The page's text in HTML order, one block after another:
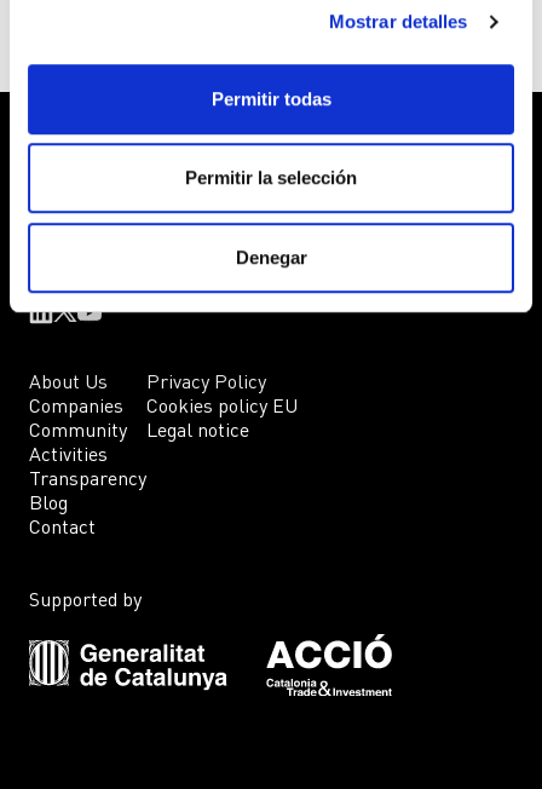
Mostrar detalles
Permitir todas
Permitir la selección
Denegar
About Us
Companies
Community
Activities
Transparency
Blog
Contact
Privacy Policy
Cookies policy EU
Legal notice
Supported by